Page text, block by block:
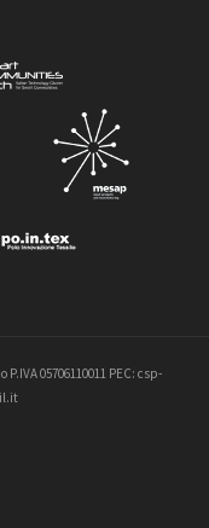
05706110011 PEC: csp-